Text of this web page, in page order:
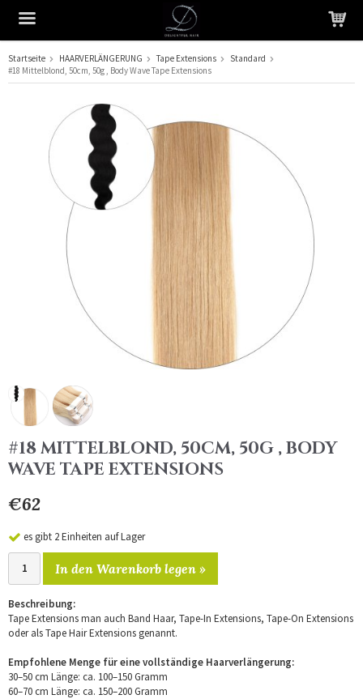
Das Produkt wurde in Ihren Warenkorb gelegt
Startseite HAARVERLÄNGERUNG Tape Extensions
Standard
#18 Mittelblond, 50cm, 50g , Body Wave Tape Extensions
#18 MITTELBLOND, 50CM, 50G , BODY
WAVE TAPE EXTENSIONS
€62
es gibt 2 Einheiten auf Lager
In den Warenkorb legen »
Beschreibung:
Tape Extensions man auch Band Haar, Tape-In Extensions, Tape-On Extensions
oder als Tape Hair Extensions genannt.
Empfohlene Menge für eine vollständige Haarverlängerung:
30–50 cm Länge: ca. 100–150 Gramm
60–70 cm Länge: ca. 150–200 Gramm